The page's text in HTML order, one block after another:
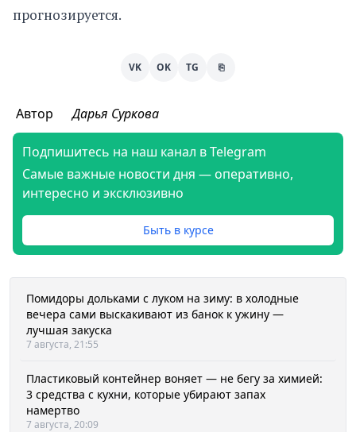
прогнозируется.
VK OK TG ⎘
Автор Дарья Суркова
Подпишитесь на наш канал в Telegram
Самые важные новости дня — оперативно,
интересно и эксклюзивно
Быть в курсе
Помидоры дольками с луком на зиму: в холодные
вечера сами выскакивают из банок к ужину —
лучшая закуска
7 августа, 21:55
Пластиковый контейнер воняет — не бегу за химией:
3 средства с кухни, которые убирают запах
намертво
7 августа, 20:09